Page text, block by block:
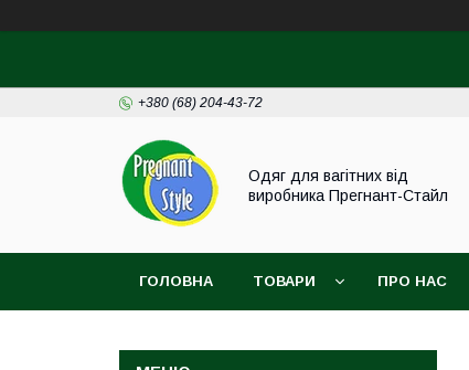
+380 (68) 204-43-72
Одяг для вагітних від
виробника Прегнант-Стайл
ГОЛОВНА ТОВАРИ ПРО НАС